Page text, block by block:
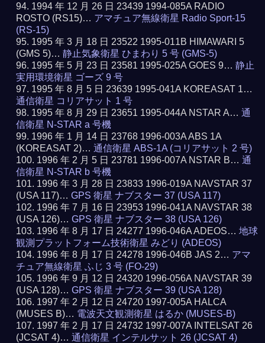
1994 年 12 月 26 日 23439 1994-085A RADIO
ROSTO (RS15)… アマチュア無線衛星 Radio Sport-15
(RS-15)
1995 年 3 月 18 日 23522 1995-011B HIMAWARI 5
(GMS 5)…静止気象衛星 ひまわり 5 号 (GMS-5)
1995 年 5 月 23 日 23581 1995-025A GOES 9…静止
実用環境衛星 ゴーズ 9 号
1995 年 8 月 5 日 23639 1995-041A KOREASAT 1…
通信衛星 コリアサット 1 号
1995 年 8 月 29 日 23651 1995-044A NSTAR A…通
信衛星 N-STAR a 号機
1996 年 1 月 14 日 23768 1996-003A ABS 1A
(KOREASAT 2)…通信衛星 ABS-1A (コリアサット 2 号)
1996 年 2 月 5 日 23781 1996-007A NSTAR B…通
信衛星 N-STAR b 号機
1996 年 3 月 28 日 23833 1996-019A NAVSTAR 37
(USA 117)…GPS 衛星 ナブスター 37 (USA 117)
1996 年 7 月 16 日 23953 1996-041A NAVSTAR 38
(USA 126)…GPS 衛星 ナブスター 38 (USA 126)
1996 年 8 月 17 日 24277 1996-046A ADEOS…地球
観測プラットフォーム技術衛星 みどり (ADEOS)
1996 年 8 月 17 日 24278 1996-046B JAS 2… アマ
チュア無線衛星 ふじ 3 号 (FO-29)
1996 年 9 月 12 日 24320 1996-056A NAVSTAR 39
(USA 128)…GPS 衛星 ナブスター 39 (USA 128)
1997 年 2 月 12 日 24720 1997-005A HALCA
(MUSES B)… 電波天文観測衛星 はるか (MUSES-B)
1997 年 2 月 17 日 24732 1997-007A INTELSAT 26
(JCSAT 4)…通信衛星 インテルサット 26 (JCSAT 4)